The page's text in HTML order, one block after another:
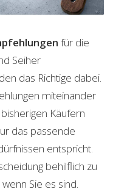
für die
Seiher
das Richtige dabei.
miteinander
Käufern
das passende
entspricht.
behilflich zu
Sie es sind.